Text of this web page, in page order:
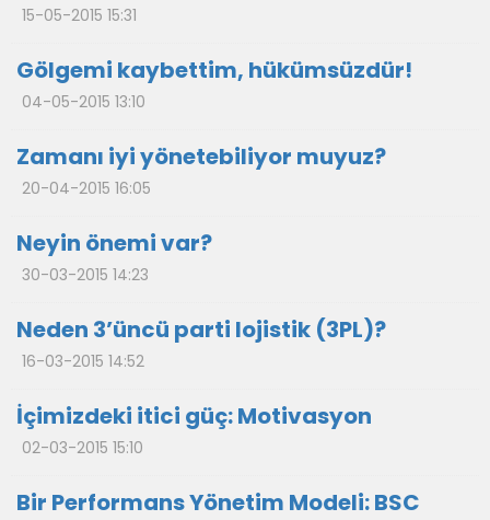
15-05-2015 15:31
Gölgemi kaybettim, hükümsüzdür!
04-05-2015 13:10
Zamanı iyi yönetebiliyor muyuz?
20-04-2015 16:05
Neyin önemi var?
30-03-2015 14:23
Neden 3’üncü parti lojistik (3PL)?
16-03-2015 14:52
İçimizdeki itici güç: Motivasyon
02-03-2015 15:10
Bir Performans Yönetim Modeli: BSC